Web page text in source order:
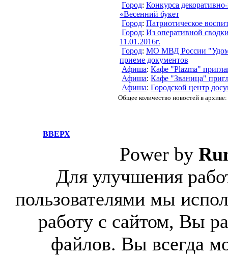
Город: Конкурса
«Весенний букет
Город: Патриотическое
Город: Из оперативной
11.01.2016г.
Город: МО МВД России
приеме документов
Афиша: Кафе "Plazma"
Афиша: Кафе "Званица"
Афиша: Городской центр
Общее количество новостей в
ВВЕРХ
Power by
Для улучшения
пользователями мы
работу с сайтом, Вы
файлов. Вы всегда